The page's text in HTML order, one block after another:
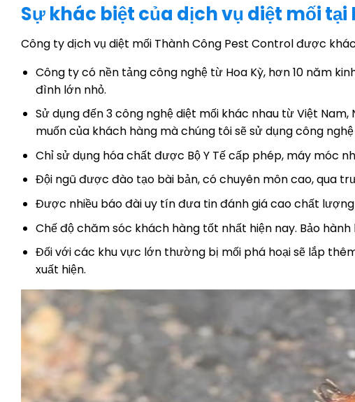
Sự khác biệt của dịch vụ diệt mối
Công ty dịch vụ diệt mối Thành Công Pest Control được
Công ty có nền tảng công nghệ từ Hoa Kỳ, hơn 10 năm
đình lớn nhỏ.
Sử dụng đến 3 công nghệ diệt mối khác nhau từ Việt
muốn của khách hàng mà chúng tôi sẽ sử dụng công
Chỉ sử dụng hóa chất được Bộ Y Tế cấp phép, máy móc
Đội ngũ được đào tạo bài bản, có chuyên môn cao, qua
Được nhiều báo đài uy tín đưa tin đánh giá cao chất
Chế độ chăm sóc khách hàng tốt nhất hiện nay. Bảo
Đối với các khu vực lớn thường bị mối phá hoại sẽ lắp
xuất hiện.